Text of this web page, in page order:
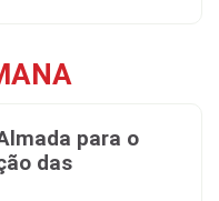
para o
das